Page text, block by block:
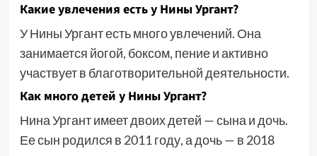
Какие увлечения есть у Нины Ургант?
У Нины Ургант есть много увлечений. Она
занимается йогой, боксом, пение и активно
участвует в благотворительной деятельности.
Как много детей у Нины Ургант?
Нина Ургант имеет двоих детей — сына и дочь.
Ее сын родился в 2011 году, а дочь — в 2018